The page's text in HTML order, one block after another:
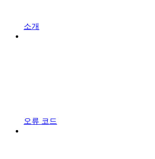
소개
오류 코드